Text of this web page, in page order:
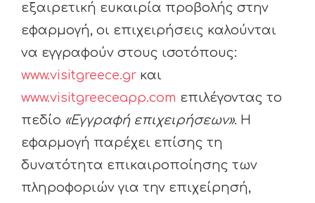
εξαιρετική ευκαιρία προβολής στην
εφαρμογή, οι επιχειρήσεις καλούνται
να εγγραφούν στους ισοτόπους:
www.visitgreece.gr και
www.visitgreeceapp.com επιλέγοντας το
πεδίο «Εγγραφή επιχειρήσεων». Η
εφαρμογή παρέχει επίσης τη
δυνατότητα επικαιροποίησης των
πληροφοριών για την επιχείρησή,